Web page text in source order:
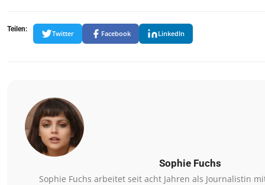
Teilen:
Twitter Facebook LinkedIn
Sophie Fuchs
Sophie Fuchs arbeitet seit acht Jahren als Journalistin